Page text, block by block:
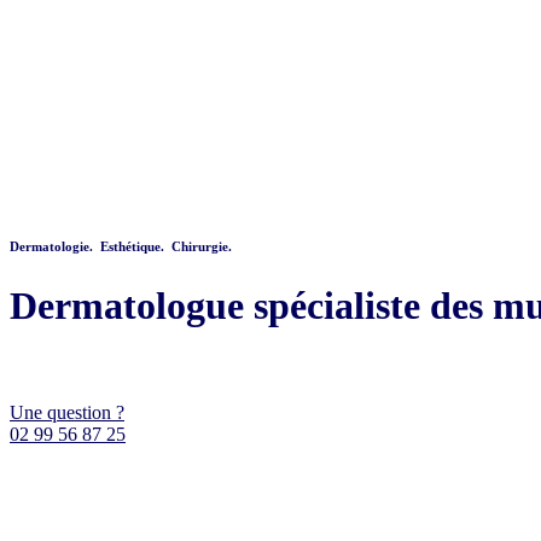
Dermatologie. Esthétique. Chirurgie.
Dermatologue spécialiste des
Une question ?
02 99 56 87 25